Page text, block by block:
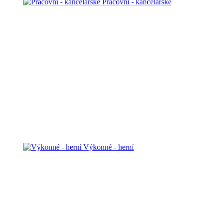
Pracovní - kancelářské
Výkonné - herní